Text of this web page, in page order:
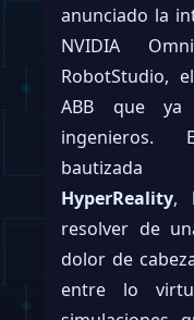
anunciado la
NVIDIA
RobotStudio,
ABB que ya
ingenieros.
HyperReality,
resolver de
dolor de
entre lo